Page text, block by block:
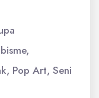
Pop Art, Seni